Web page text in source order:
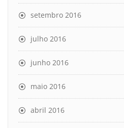
setembro 2016
julho 2016
junho 2016
maio 2016
abril 2016